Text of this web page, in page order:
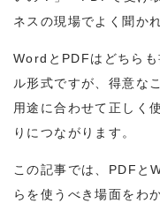
ネスの現場でよく聞か
WordとPDFはどちら
ル形式ですが、得意な
用途に合わせて正しく
りにつながります。
この記事では、PDFと
らを使うべき場面をわ